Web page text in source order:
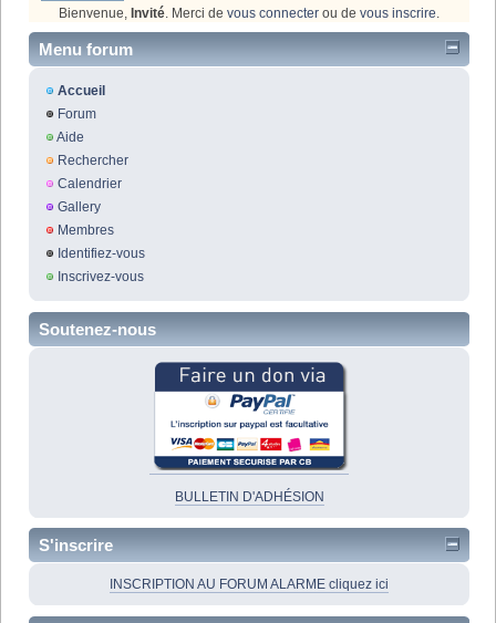
Bienvenue, Invité. Merci de vous connecter ou de vous inscrire.
Menu forum
Accueil
Forum
Aide
Rechercher
Calendrier
Gallery
Membres
Identifiez-vous
Inscrivez-vous
Soutenez-nous
BULLETIN D'ADHÉSION
S'inscrire
INSCRIPTION AU FORUM ALARME cliquez ici